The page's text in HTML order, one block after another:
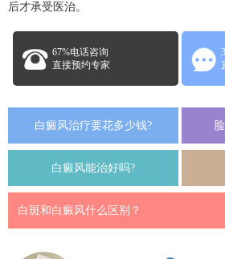
后才承受医治。
67%电话咨询
直接预约专家
白癜风治疗要花多少钱?
白癜风能治好吗?
白斑和白癜风什么区别？